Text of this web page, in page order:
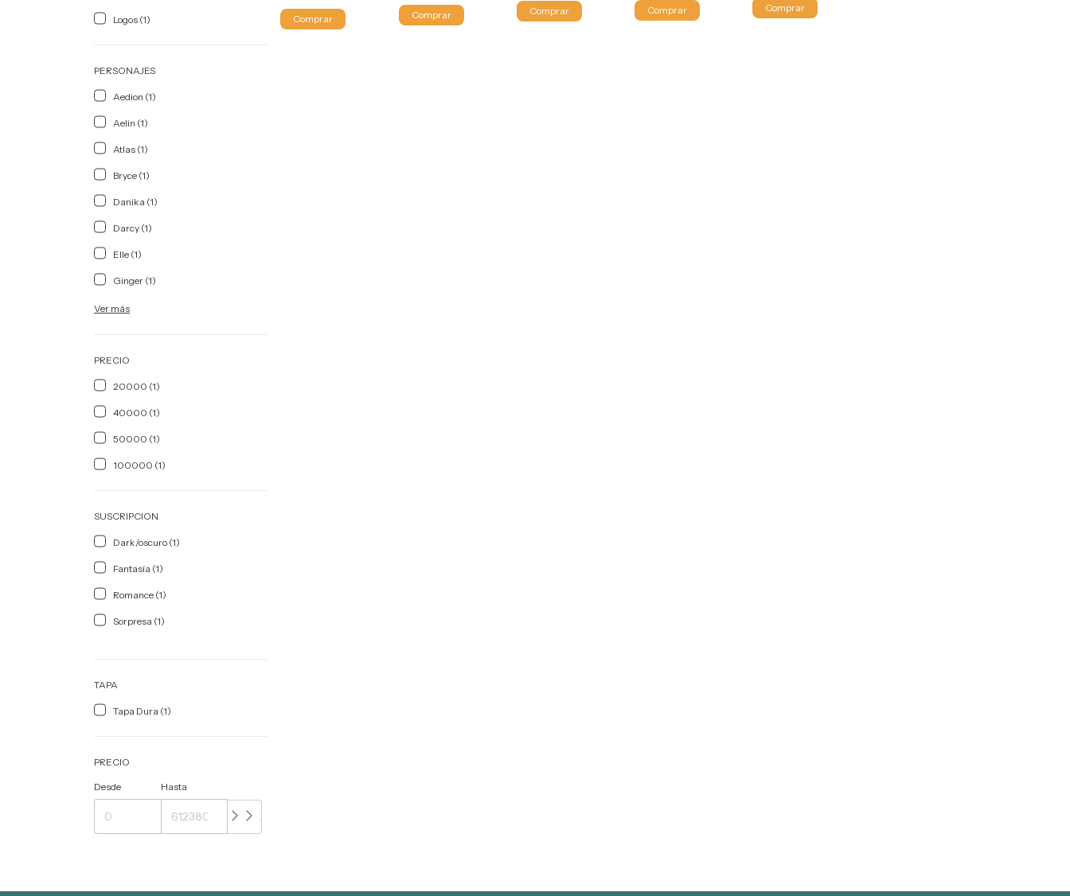
Logos (1)
PERSONAJES
Aedion (1)
Aelin (1)
Atlas (1)
Bryce (1)
Danika (1)
Darcy (1)
Elle (1)
Ginger (1)
Ver más
PRECIO
20000 (1)
40000 (1)
50000 (1)
100000 (1)
SUSCRIPCION
Dark/oscuro (1)
Fantasía (1)
Romance (1)
Sorpresa (1)
TAPA
Tapa Dura (1)
PRECIO
Desde Hasta